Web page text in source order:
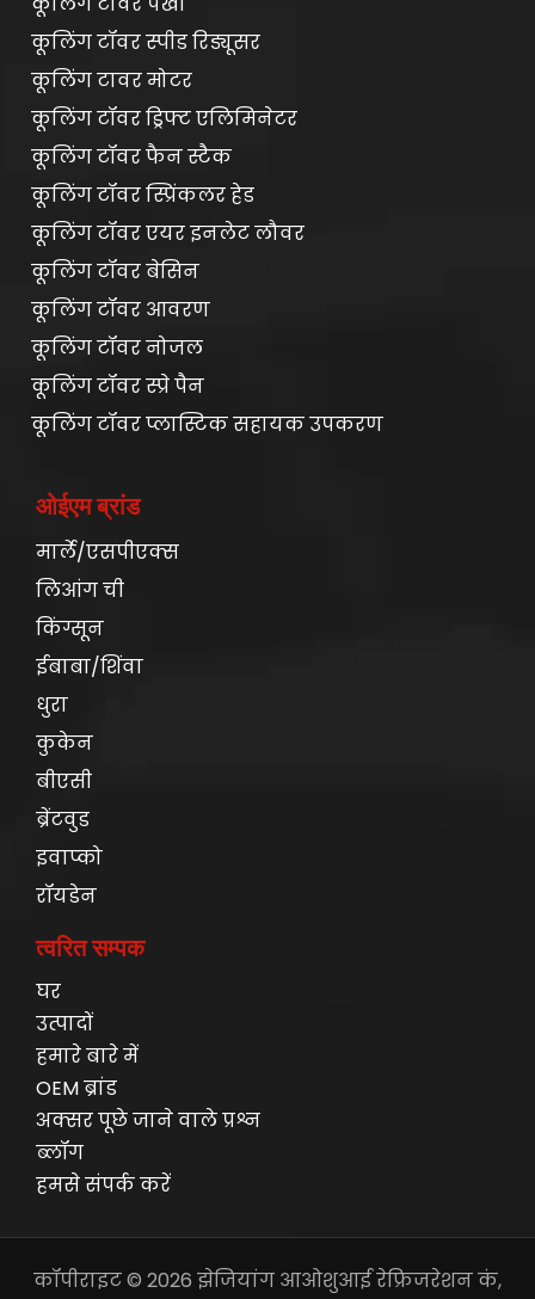
कूलिंग टॉवर स्पीड रिड्यूसर
कूलिंग टावर मोटर
कूलिंग टॉवर ड्रिफ्ट एलिमिनेटर
कूलिंग टॉवर फैन स्टैक
कूलिंग टॉवर स्प्रिंकलर हेड
कूलिंग टॉवर एयर इनलेट लौवर
कूलिंग टॉवर बेसिन
कूलिंग टॉवर आवरण
कूलिंग टॉवर नोजल
कूलिंग टॉवर स्प्रे पैन
कूलिंग टॉवर प्लास्टिक सहायक उपकरण
ओईएम ब्रांड
मार्ले/एसपीएक्स
लिआंग ची
किंग्सून
ईबाबा/शिंवा
धुरा
कुकेन
बीएसी
ब्रेंटवुड
इवाप्को
रॉयडेन
त्वरित सम्पक
घर
उत्पादों
हमारे बारे में
OEM ब्रांड
अक्सर पूछे जाने वाले प्रश्न
ब्लॉग
हमसे संपर्क करें
कॉपीराइट © 2026 झेजियांग आओशुआई रेफ्रिजरेशन कं,